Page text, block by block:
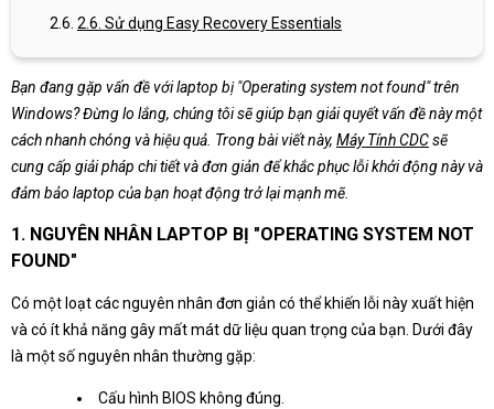
2.6. Sử dụng Easy Recovery Essentials
Bạn đang gặp vấn đề với laptop bị "Operating system not found" trên
Windows? Đừng lo lắng, chúng tôi sẽ giúp bạn giải quyết vấn đề này một
cách nhanh chóng và hiệu quả. Trong bài viết này, Máy Tính CDCsẽ
cung cấp giải pháp chi tiết và đơn giản để khắc phục lỗi khởi động này và
đảm bảo laptop của bạn hoạt động trở lại mạnh mẽ.
1. NGUYÊN NHÂN LAPTOP BỊ "OPERATING SYSTEM NOT
FOUND"
Có một loạt các nguyên nhân đơn giản có thể khiến lỗi này xuất hiện
và có ít khả năng gây mất mát dữ liệu quan trọng của bạn. Dưới đây
là một số nguyên nhân thường gặp:
Cấu hình BIOS không đúng.